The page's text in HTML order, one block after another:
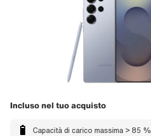
Incluso nel tuo acquisto
Capacità di carico massima > 85 %